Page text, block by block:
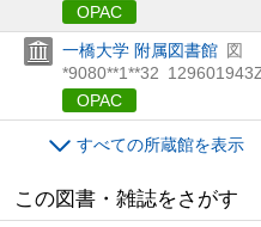
OPAC
一橋大学 附属図書館 図
*9080**1**32
OPAC
すべての所蔵館を表示
この図書・雑誌をさがす